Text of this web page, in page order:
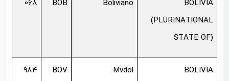
BOLIVIA
(PLURINATIONAL
STATE OF)
Boliviano
BOB
068
BOLIVIA
Mvdol
BOV
984